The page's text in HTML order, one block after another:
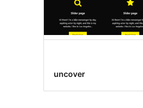
uncover